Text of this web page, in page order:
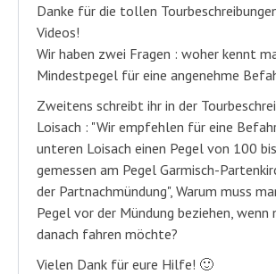
Danke für die tollen
Videos!
Wir haben zwei Fragen : woher kennt
Mindestpegel für eine angenehme
Zweitens schreibt ihr in der
Loisach : "Wir empfehlen für eine
unteren Loisach einen Pegel von 100
gemessen am Pegel Garmisch-
der Partnachmündung", Warum muss
Pegel vor der Mündung beziehen, wenn
danach fahren möchte?
Vielen Dank für eure Hilfe! 🙂